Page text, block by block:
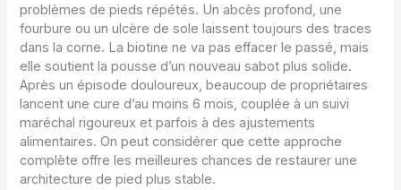
problèmes de pieds répétés. Un abcès profond, une
fourbure ou un ulcère de sole laissent toujours des traces
dans la corne. La biotine ne va pas effacer le passé, mais
elle soutient la pousse d’un nouveau sabot plus solide.
Après un épisode douloureux, beaucoup de propriétaires
lancent une cure d’au moins 6 mois, couplée à un suivi
maréchal rigoureux et parfois à des ajustements
alimentaires. On peut considérer que cette approche
complète offre les meilleures chances de restaurer une
architecture de pied plus stable.